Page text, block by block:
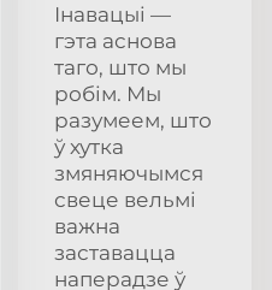
Інавацыі —
гэта аснова
таго, што мы
робім. Мы
разумеем, што
ў хутка
змяняючымся
свеце вельмі
важна
заставацца
наперадзе ў